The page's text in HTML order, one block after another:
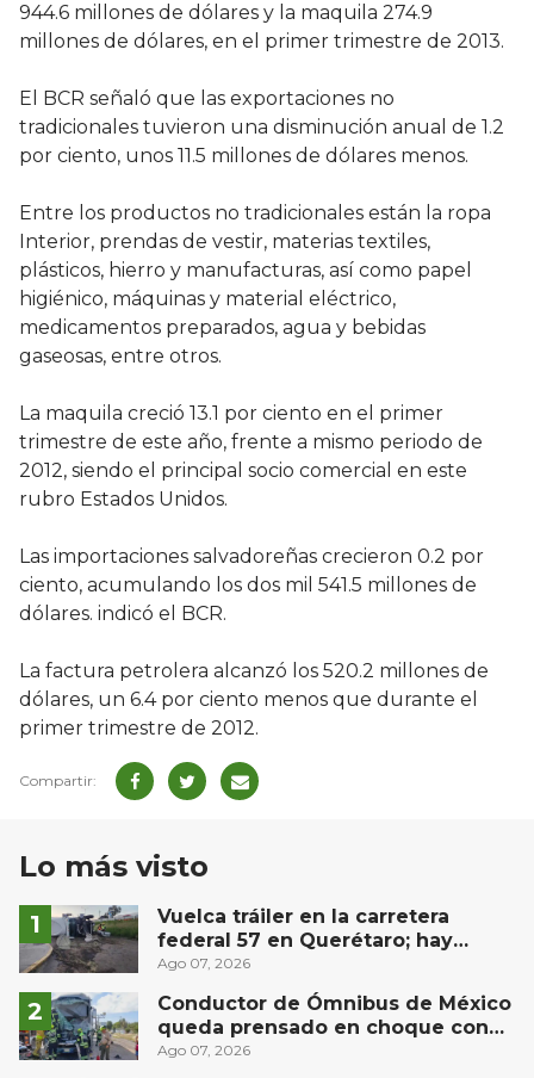
944.6 millones de dólares y la maquila 274.9
millones de dólares, en el primer trimestre de 2013.
El BCR señaló que las exportaciones no
tradicionales tuvieron una disminución anual de 1.2
por ciento, unos 11.5 millones de dólares menos.
Entre los productos no tradicionales están la ropa
Interior, prendas de vestir, materias textiles,
plásticos, hierro y manufacturas, así como papel
higiénico, máquinas y material eléctrico,
medicamentos preparados, agua y bebidas
gaseosas, entre otros.
La maquila creció 13.1 por ciento en el primer
trimestre de este año, frente a mismo periodo de
2012, siendo el principal socio comercial en este
rubro Estados Unidos.
Las importaciones salvadoreñas crecieron 0.2 por
ciento, acumulando los dos mil 541.5 millones de
dólares. indicó el BCR.
La factura petrolera alcanzó los 520.2 millones de
dólares, un 6.4 por ciento menos que durante el
primer trimestre de 2012.
Lo más visto
Vuelca tráiler en la carretera
federal 57 en Querétaro; hay
derrame de combustible
controlado, sin lesionados
Ago 07, 2026
Conductor de Ómnibus de México
queda prensado en choque con
materialista en San Juan del Río
Ago 07, 2026